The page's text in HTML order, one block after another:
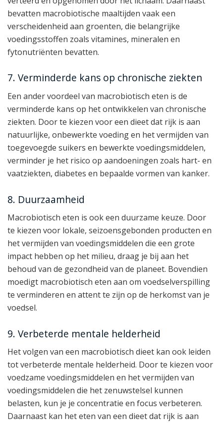
bevatten macrobiotische maaltijden vaak een
verscheidenheid aan groenten, die belangrijke
voedingsstoffen zoals vitamines, mineralen en
fytonutriënten bevatten.
7. Verminderde kans op chronische ziekten
Een ander voordeel van macrobiotisch eten is de
verminderde kans op het ontwikkelen van chronische
ziekten. Door te kiezen voor een dieet dat rijk is aan
natuurlijke, onbewerkte voeding en het vermijden van
toegevoegde suikers en bewerkte voedingsmiddelen,
verminder je het risico op aandoeningen zoals hart- en
vaatziekten, diabetes en bepaalde vormen van kanker.
8. Duurzaamheid
Macrobiotisch eten is ook een duurzame keuze. Door
te kiezen voor lokale, seizoensgebonden producten en
het vermijden van voedingsmiddelen die een grote
impact hebben op het milieu, draag je bij aan het
behoud van de gezondheid van de planeet. Bovendien
moedigt macrobiotisch eten aan om voedselverspilling
te verminderen en attent te zijn op de herkomst van je
voedsel.
9. Verbeterde mentale helderheid
Het volgen van een macrobiotisch dieet kan ook leiden
tot verbeterde mentale helderheid. Door te kiezen voor
voedzame voedingsmiddelen en het vermijden van
voedingsmiddelen die het zenuwstelsel kunnen
belasten, kun je je concentratie en focus verbeteren.
Daarnaast kan het eten van een dieet dat rijk is aan